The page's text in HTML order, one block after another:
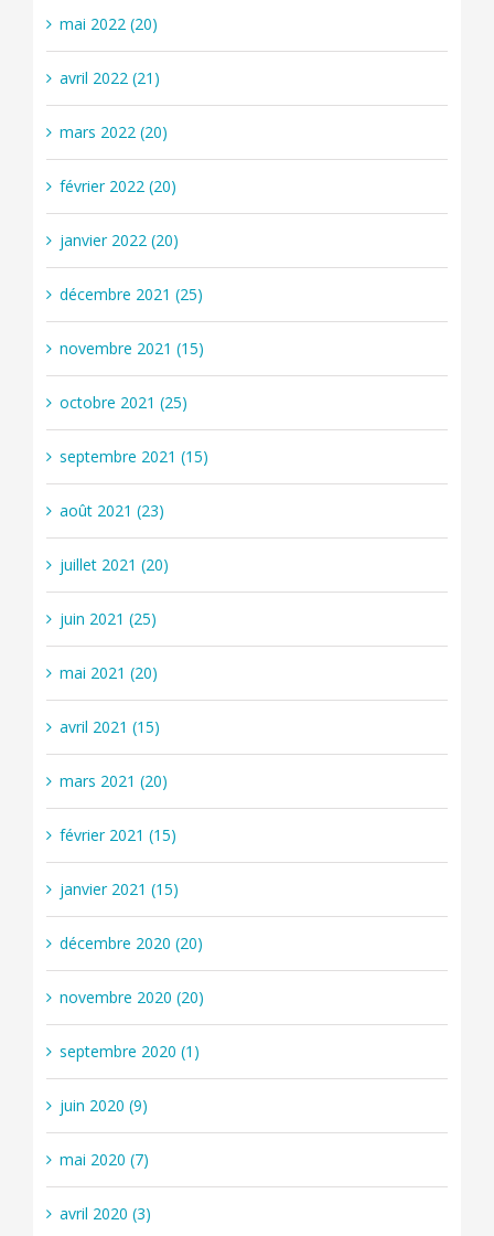
mai 2022 (20)
avril 2022 (21)
mars 2022 (20)
février 2022 (20)
janvier 2022 (20)
décembre 2021 (25)
novembre 2021 (15)
octobre 2021 (25)
septembre 2021 (15)
août 2021 (23)
juillet 2021 (20)
juin 2021 (25)
mai 2021 (20)
avril 2021 (15)
mars 2021 (20)
février 2021 (15)
janvier 2021 (15)
décembre 2020 (20)
novembre 2020 (20)
septembre 2020 (1)
juin 2020 (9)
mai 2020 (7)
avril 2020 (3)